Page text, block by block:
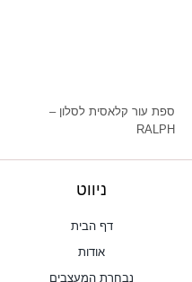
ספת עור קלאסית לסלון –
RALPH
ניווט
דף הבית
אודות
נבחרת המעצבים